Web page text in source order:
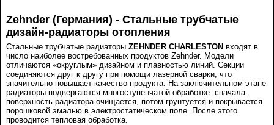
Zehnder (Германия) - Стальные трубчатые
дизайн-радиаторы отопления
Стальные трубчатые радиаторы ZEHNDER CHARLESTON входят в
число наиболее востребованных продуктов Zehnder. Модели
отличаются «округлым» дизайном и плавностью линий. Секции
соединяются друг к другу при помощи лазерной сварки, что
значительно повышает качество продукта. На заключительном этапе
радиаторы подвергаются многоступенчатой обработке: сначала
поверхность радиатора очищается, потом грунтуется и покрывается
порошковой эмалью в электростатическом поле. После этого
проводится тепловая обработка.